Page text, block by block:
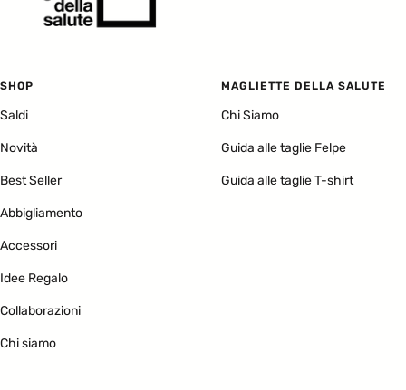
SHOP
Saldi
Novità
Best Seller
Abbigliamento
Accessori
Idee Regalo
Collaborazioni
Chi siamo
MAGLIETTE DELLA SALUTE
Chi Siamo
Guida alle taglie Felpe
Guida alle taglie T-shirt